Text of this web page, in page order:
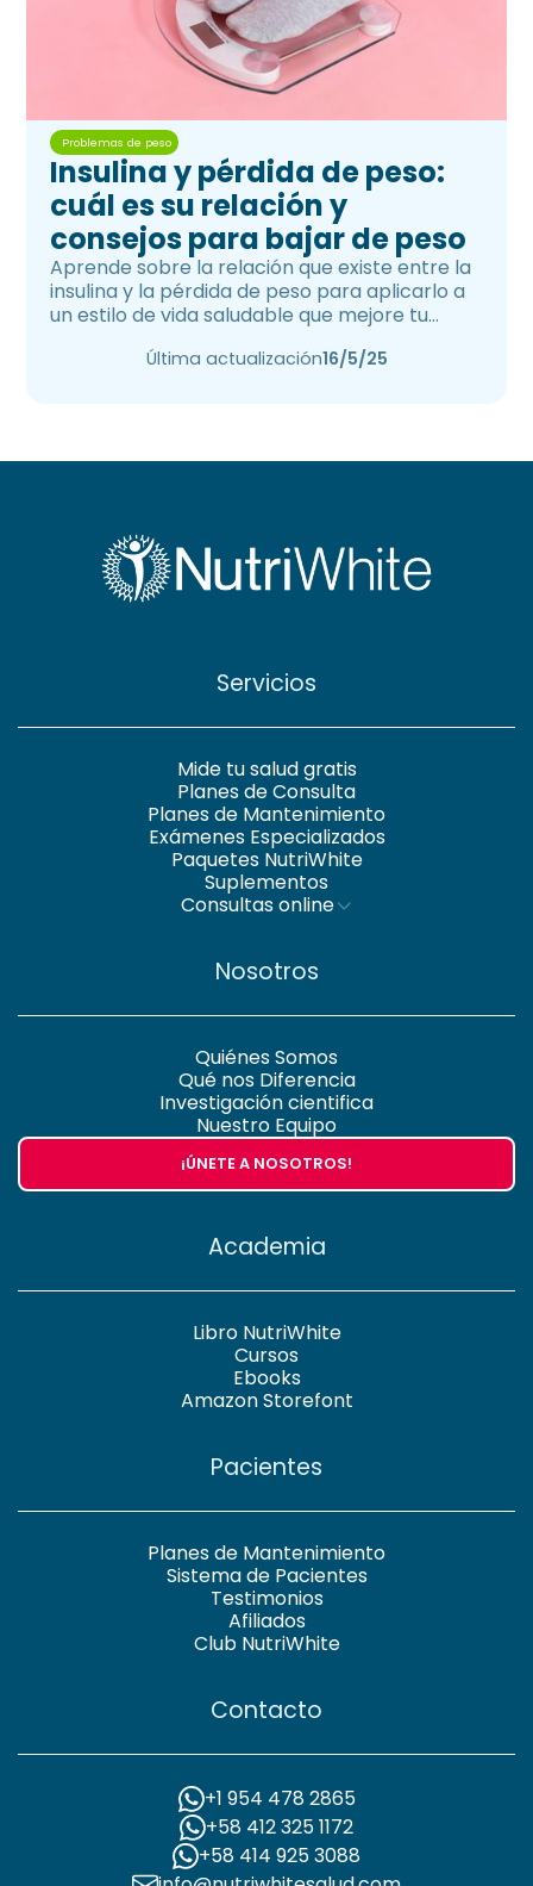
Problemas de peso
Insulina y pérdida de peso:
cuál es su relación y
consejos para bajar de peso
Aprende sobre la relación que existe entre la
insulina y la pérdida de peso para aplicarlo a
un estilo de vida saludable que mejore tu
Última actualización16/5/25
Servicios
Mide tu salud gratis
Planes de Consulta
Planes de Mantenimiento
Exámenes Especializados
Paquetes NutriWhite
Suplementos
Consultas online
Nosotros
Quiénes Somos
Qué nos Diferencia
Investigación cientifica
Nuestro Equipo
¡ÚNETE A NOSOTROS!
Academia
Libro NutriWhite
Cursos
Ebooks
Amazon Storefont
Pacientes
Planes de Mantenimiento
Sistema de Pacientes
Testimonios
Afiliados
Club NutriWhite
Contacto
+1 954 478 2865
+58 412 325 1172
+58 414 925 3088